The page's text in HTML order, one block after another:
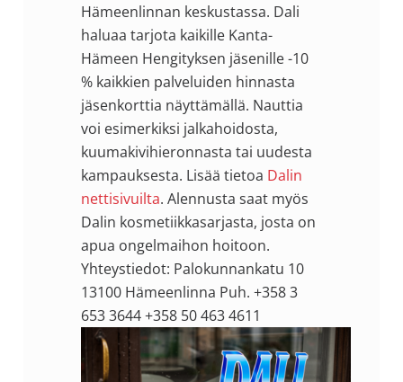
Hämeenlinnan keskustassa. Dali
haluaa tarjota kaikille Kanta-
Hämeen Hengityksen jäsenille -10
% kaikkien palveluiden hinnasta
jäsenkorttia näyttämällä. Nauttia
voi esimerkiksi jalkahoidosta,
kuumakivihieronnasta tai uudesta
kampauksesta. Lisää tietoa Dalin
nettisivuilta. Alennusta saat myös
Dalin kosmetiikkasarjasta, josta on
apua ongelmaihon hoitoon.
Yhteystiedot: Palokunnankatu 10
13100 Hämeenlinna Puh. +358 3
653 3644 +358 50 463 4611